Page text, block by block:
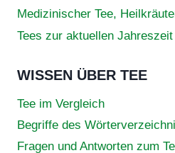
Medizinischer Tee,
Tees zur aktuellen Jahreszeit
WISSEN ÜBER TEE
Tee im Vergleich
Begriffe des
Fragen und Antworten zum